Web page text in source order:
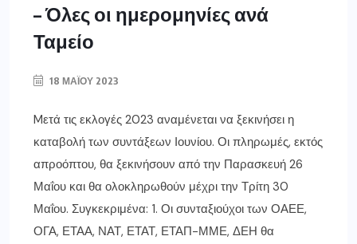
– Όλες οι ημερομηνίες ανά
Ταμείο
18 ΜΑΪ́ΟΥ 2023
Mετά τις εκλογές 2023 αναμένεται να ξεκινήσει η
καταβολή των συντάξεων Ιουνίου. Οι πληρωμές, εκτός
απροόπτου, θα ξεκινήσουν από την Παρασκευή 26
Μαΐου και θα ολοκληρωθούν μέχρι την Τρίτη 30
Μαΐου. Συγκεκριμένα: 1. Οι συνταξιούχοι των ΟΑΕΕ,
ΟΓΑ, ΕΤΑΑ, ΝΑΤ, ΕΤΑΤ, ΕΤΑΠ-ΜΜΕ, ΔΕΗ θα